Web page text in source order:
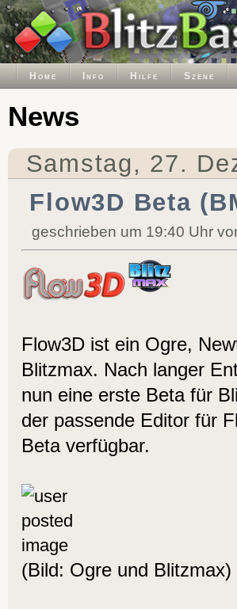
Home Info Hilfe Szene
News
Samstag, 27.
Flow3D Beta
geschrieben um 19:40 Uhr
Flow3D ist ein Ogre,
Blitzmax. Nach langer
nun eine erste Beta für
der passende Editor für
Beta verfügbar.
(Bild: Ogre und Blitzmax)